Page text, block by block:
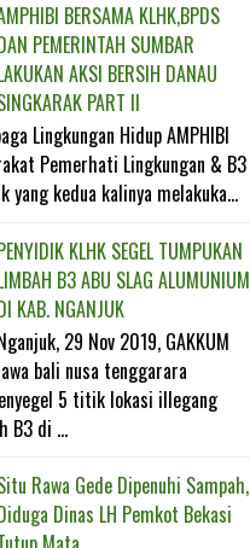
BERSAMA KLHK,BPDS
PEMERINTAH SUMBAR
AKSI BERSIH DANAU
PART II
Lingkungan Hidup AMPHIBI
Pemerhati Lingkungan & B3
yang kedua kalinya melakuka...
KLHK SEGEL TUMPUKAN
B3 ABU SLAG ALUMUNIUM
KAB. NGANJUK
29 Nov 2019, GAKKUM
bali nusa tenggarara
5 titik lokasi illegang
B3 di ...
Rawa Gede Dipenuhi Sampah,
Dinas LH Pemkot Bekasi